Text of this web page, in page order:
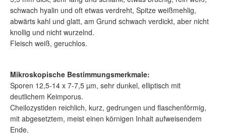
schwach hyalin und oft etwas verdreht, Spitze weißmehlig,
abwärts kahl und glatt, am Grund schwach verdickt, aber nicht
knollig und nicht wurzelnd.
Fleisch weiß, geruchlos.
Mikroskopische Bestimmungsmerkmale:
Sporen 12,5-14 x 7-7,5 µm, sehr dunkel, elliptisch mit
deutlichem Keimporus.
Cheilozystiden reichlich, kurz, gedrungen und flaschenförmig,
mit abgesetztem, meist einen körnigen Inhalt aufweisendem
Ende.